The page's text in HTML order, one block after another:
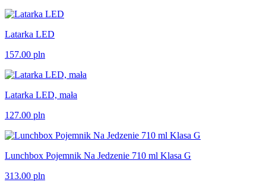
Latarka LED
157.00 pln
Latarka LED, mała
127.00 pln
Lunchbox Pojemnik Na Jedzenie 710 ml Klasa G
313.00 pln